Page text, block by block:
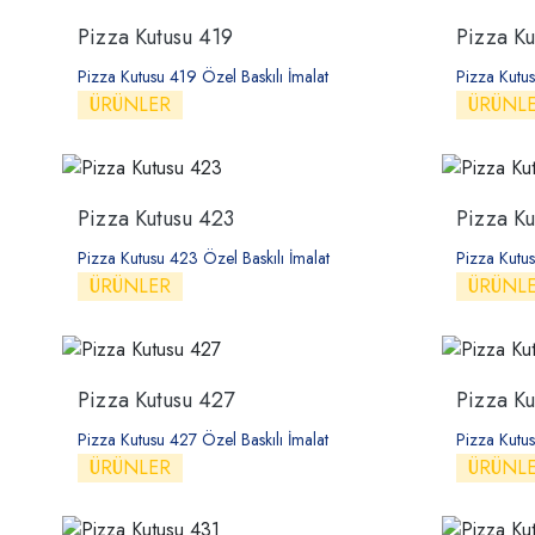
Pizza Kutusu 419
Pizza Kutusu 419 Özel Baskılı İmalat
ÜRÜNLER
Pizza
Pizza
Pizza Kutusu 423
Pizza Kutusu 423 Özel Baskılı İmalat
ÜRÜNLER
Pizza
Pizza
Pizza Kutusu 427
Pizza Kutusu 427 Özel Baskılı İmalat
ÜRÜNLER
Pizza
Pizza